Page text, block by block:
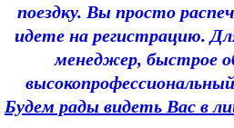
поездку. Вы просто
идете на регистрацию.
менеджер, быстрое
Будем рады видеть Вас в